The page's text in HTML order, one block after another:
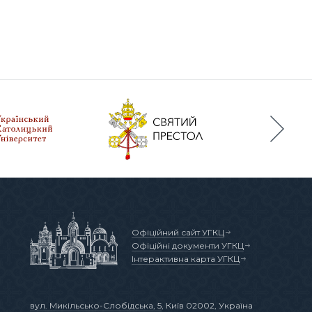
вул. Микільсько-Слобідська, 5, Київ 02002, Україна
Офіційний сайт УГКЦ
Офіційні документи УГКЦ
Інтерактивна карта УГКЦ